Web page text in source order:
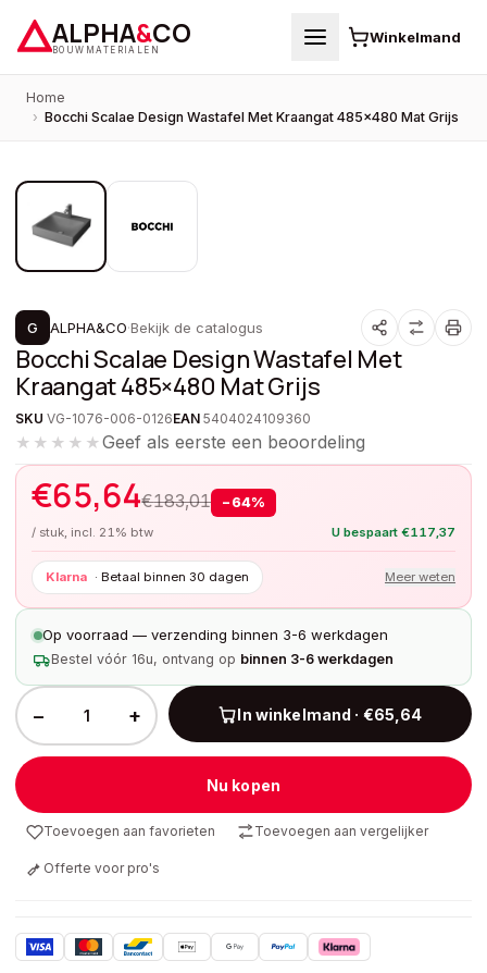
ALPHA&CO
BOUWMATERIALEN
Winkelmand
Home
› Bocchi Scalae Design Wastafel Met Kraangat 485×480 Mat Grijs
PROMOTIE
G ALPHA&CO·Bekijk de catalogus
Bocchi Scalae Design Wastafel Met
Kraangat 485×480 Mat Grijs
SKU VG-1076-006-0126EAN 5404024109360
★★★★★Geef als eerste een beoordeling
€65,64€183,01 − 64%
/ stuk, incl. 21% btw U bespaart €117,37
Klarna · Betaal binnen 30 dagen Meer weten
Op voorraad — verzending binnen 3-6 werkdagen
Bestel vóór 16u, ontvang op binnen 3-6 werkdagen
− + In winkelmand · €65,64
Nu kopen
Toevoegen aan favorieten Toevoegen aan vergelijker
Offerte voor pro's